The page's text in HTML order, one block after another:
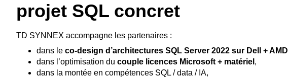
projet SQL concret
TD SYNNEX accompagne les partenaires :
dans le co-design d’architectures SQL Server 2022 sur Dell + AMD
dans l’optimisation du couple licences Microsoft + matériel ,
dans la montée en compétences SQL / data / IA,